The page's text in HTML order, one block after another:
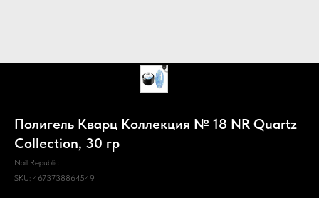
Полигель Кварц Коллекция № 18 NR Quartz
Collection, 30 гр
Nail Republic
SKU: 4673738864549